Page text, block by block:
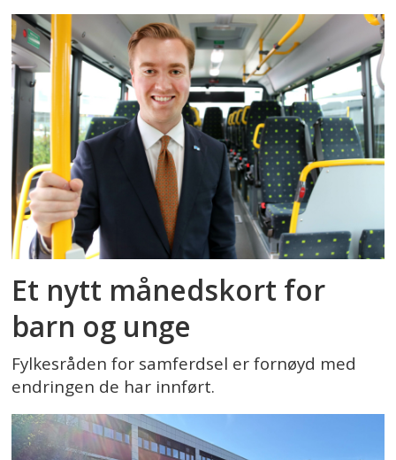
Et nytt månedskort for
barn og unge
Fylkesråden for samferdsel er fornøyd med
endringen de har innført.